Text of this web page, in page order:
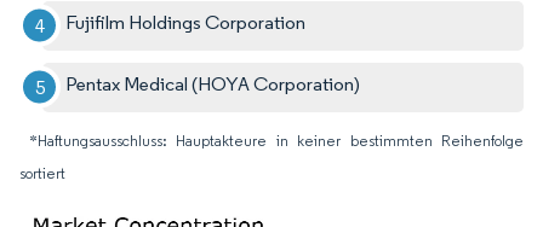
Fujifilm Holdings Corporation
Pentax Medical (HOYA Corporation)
*Haftungsausschluss: Hauptakteure in keiner bestimmten Reihenfolge
sortiert